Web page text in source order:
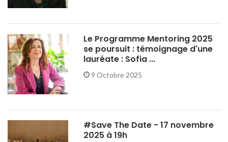
Le Programme Mentoring 2025
se poursuit : témoignage d'une
lauréate : Sofia ...
9 Octobre 2025
#Save The Date - 17 novembre
2025 à 19h